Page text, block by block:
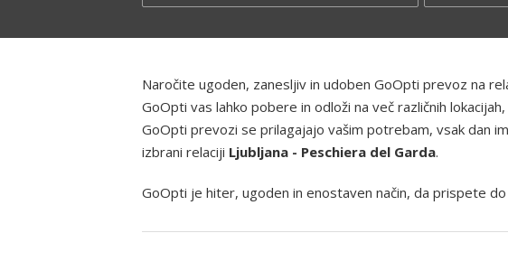
Naročite ugoden, zanesljiv in udoben GoOpti prevoz na
GoOpti vas lahko pobere in odloži na več različnih
GoOpti prevozi se prilagajajo vašim potrebam, vsak dan
izbrani relaciji Ljubljana - Peschiera del Garda.
GoOpti je hiter, ugoden in enostaven način, da prispete